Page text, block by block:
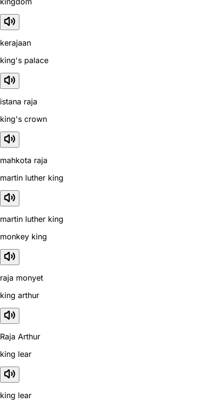
kerajaan
king's palace
istana raja
king's crown
mahkota raja
martin luther king
martin luther king
monkey king
raja monyet
king arthur
Raja Arthur
king lear
king lear